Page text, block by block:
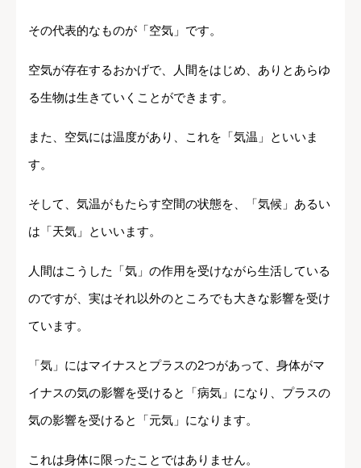
その代表的なものが「空気」です。
空気が存在するおかげで、人間をはじめ、ありとあらゆ
る生物は生きていくことができます。
また、空気には温度があり、これを「気温」といいま
す。
そして、気温がもたらす空間の状態を、「気候」あるい
は「天気」といいます。
人間はこうした「気」の作用を受けながら生活している
のですが、実はそれ以外のところでも大きな影響を受け
ています。
「気」にはマイナスとプラスの2つがあって、身体がマ
イナスの気の影響を受けると「病気」になり、プラスの
気の影響を受けると「元気」になります。
これは身体に限ったことではありません。